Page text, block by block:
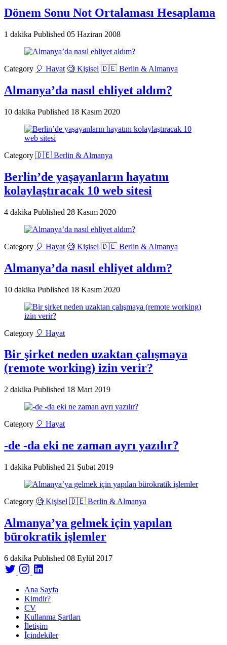
Dönem Sonu Not Ortalaması Hesaplama
1 dakika Published 05 Haziran 2008
Category 🎈 Hayat 🧐 Kişisel 🇩🇪 Berlin & Almanya
Almanya’da nasıl ehliyet aldım?
10 dakika Published 18 Kasım 2020
Category 🇩🇪 Berlin & Almanya
Berlin’de yaşayanların hayatını
kolaylaştıracak 10 web sitesi
4 dakika Published 28 Kasım 2020
Category 🎈 Hayat 🧐 Kişisel 🇩🇪 Berlin & Almanya
Almanya’da nasıl ehliyet aldım?
10 dakika Published 18 Kasım 2020
Category 🎈 Hayat
Bir şirket neden uzaktan çalışmaya
(remote working) izin verir?
2 dakika Published 18 Mart 2019
Category 🎈 Hayat
-de -da eki ne zaman ayrı yazılır?
1 dakika Published 21 Şubat 2019
Category 🧐 Kişisel 🇩🇪 Berlin & Almanya
Almanya’ya gelmek için yapılan
bürokratik işlemler
6 dakika Published 08 Eylül 2017
Ana Sayfa
Kimdir?
CV
Kullanma Şartları
İletişim
İçindekiler